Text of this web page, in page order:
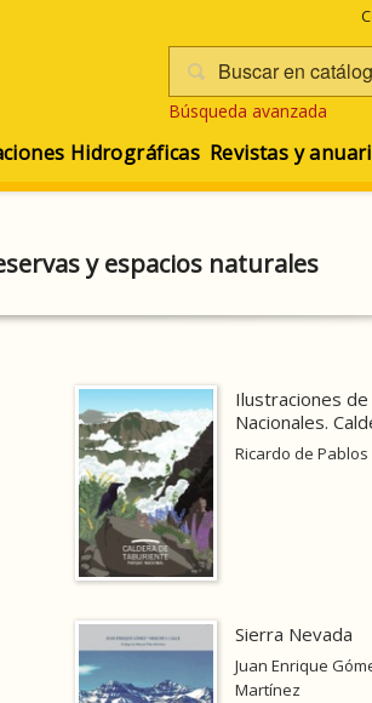
Búsqueda avanzada
Hidrográficas Revistas y
y espacios naturales
Ilustraciones
Nacionales.
Ricardo de
Sierra Nevada
Juan Enrique
Martínez